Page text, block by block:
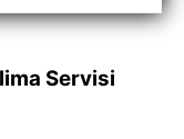
Servisi